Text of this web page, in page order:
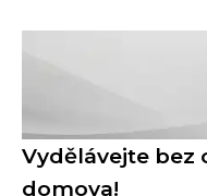
Vydělávejte bez
domova!